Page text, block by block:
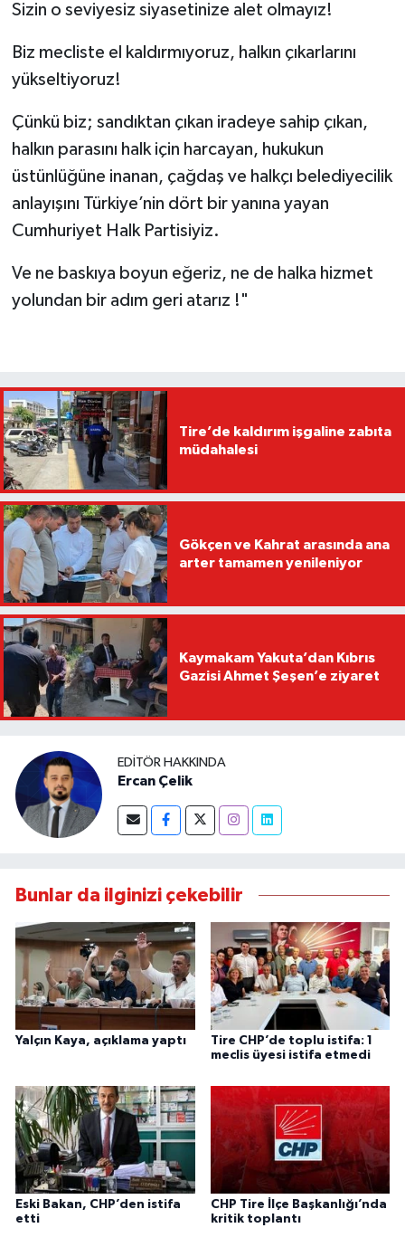
Sizin o seviyesiz siyasetinize alet olmayız!
Biz mecliste el kaldırmıyoruz, halkın çıkarlarını
yükseltiyoruz!
Çünkü biz; sandıktan çıkan iradeye sahip çıkan,
halkın parasını halk için harcayan, hukukun
üstünlüğüne inanan, çağdaş ve halkçı belediyecilik
anlayışını Türkiye’nin dört bir yanına yayan
Cumhuriyet Halk Partisiyiz.
Ve ne baskıya boyun eğeriz, ne de halka hizmet
yolundan bir adım geri atarız !"
Tire’de kaldırım işgaline zabıta
müdahalesi
Gökçen ve Kahrat arasında ana
arter tamamen yenileniyor
Kaymakam Yakuta’dan Kıbrıs
Gazisi Ahmet Şeşen’e ziyaret
EDITÖR HAKKINDA
Ercan Çelik
Bunlar da ilginizi çekebilir
Yalçın Kaya, açıklama yaptı
Tire CHP’de toplu istifa: 1
meclis üyesi istifa etmedi
Eski Bakan, CHP’den istifa
etti
CHP Tire İlçe Başkanlığı’nda
kritik toplantı